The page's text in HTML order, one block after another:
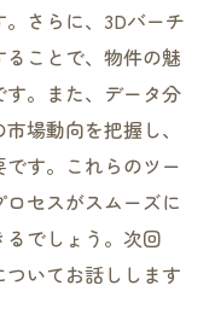
さらに、3Dバーチ
ことで、物件の魅
。また、データ分
場動向を把握し、
す。これらのツー
セスがスムーズに
でしょう。次回
いてお話しします